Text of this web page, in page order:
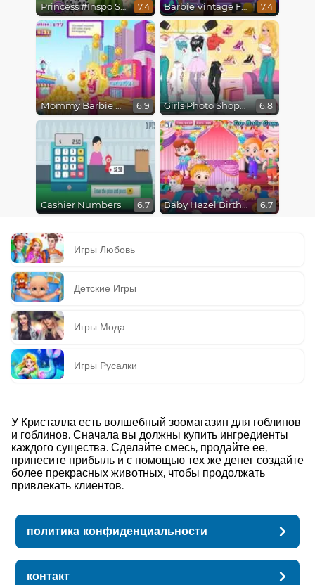
Princess #Inspo Social Media Adventure 7.4 Barbie Vintage Fair 7.4
Mommy Barbie Go Shopping 6.9 Girls Photo Shopping Dress-Up 6.8
Cashier Numbers 6.7 Baby Hazel Birthday Surprise 6.7
Игры Любовь
Детские Игры
Игры Мода
Игры Русалки
У Кристалла есть волшебный зоомагазин для гоблинов
и гоблинов. Сначала вы должны купить ингредиенты
каждого существа. Сделайте смесь, продайте ее,
принесите прибыль и с помощью тех же денег создайте
более прекрасных животных, чтобы продолжать
привлекать клиентов.
политика конфиденциальности
контакт